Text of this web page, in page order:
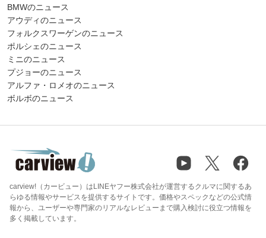
BMWのニュース
アウディのニュース
フォルクスワーゲンのニュース
ポルシェのニュース
ミニのニュース
プジョーのニュース
アルファ・ロメオのニュース
ボルボのニュース
carview!（カービュー）はLINEヤフー株式会社が運営するクルマに関するあ
らゆる情報やサービスを提供するサイトです。価格やスペックなどの公式情
報から、ユーザーや専門家のリアルなレビューまで購入検討に役立つ情報を
多く掲載しています。